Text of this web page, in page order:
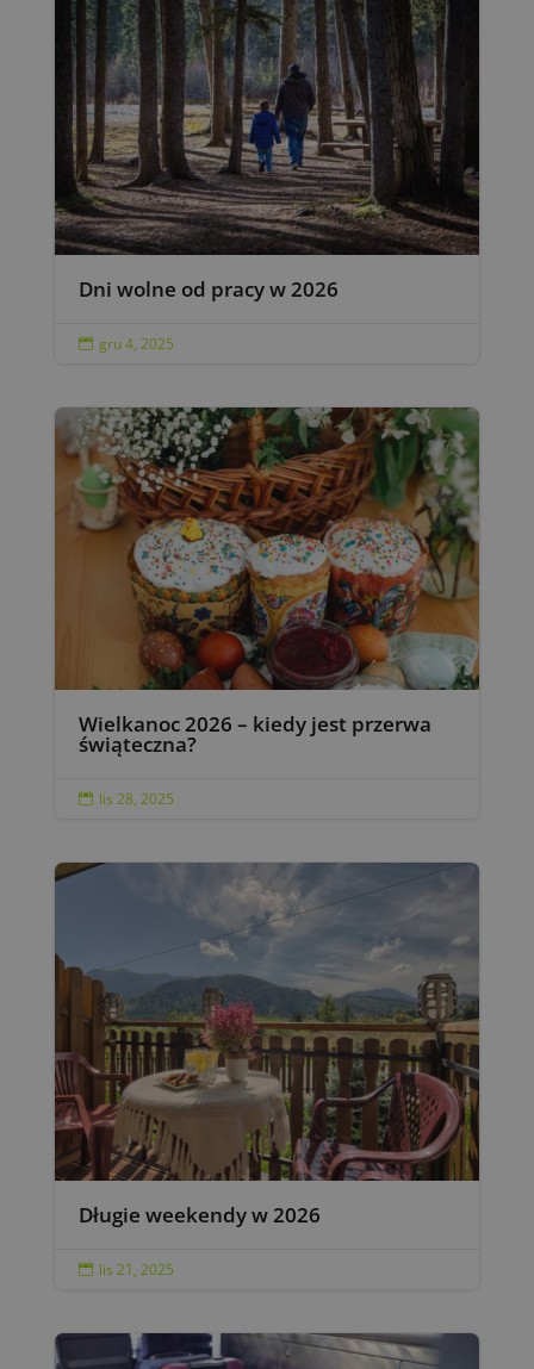
Dni wolne od pracy w 2026
 gru 4, 2025
Wielkanoc 2026 – kiedy jest przerwa
świąteczna?
 lis 28, 2025
Długie weekendy w 2026
 lis 21, 2025